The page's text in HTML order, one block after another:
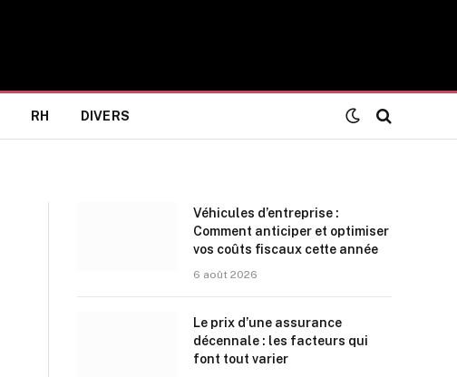
RH DIVERS
Véhicules d’entreprise :
Comment anticiper et optimiser
vos coûts fiscaux cette année
6 août 2026
Le prix d’une assurance
décennale : les facteurs qui
font tout varier